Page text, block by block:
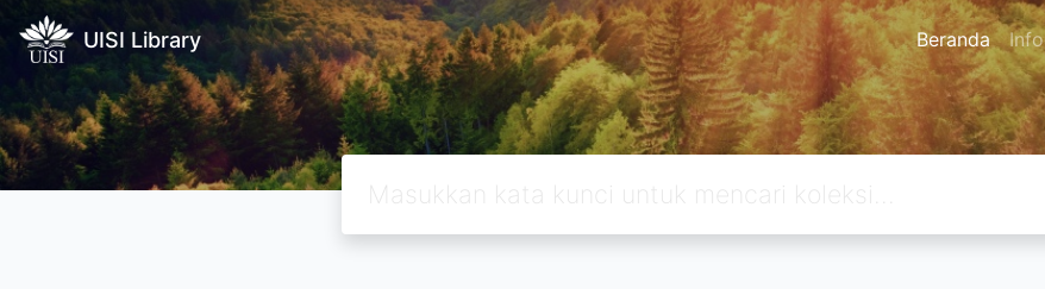
UISI Library Beranda